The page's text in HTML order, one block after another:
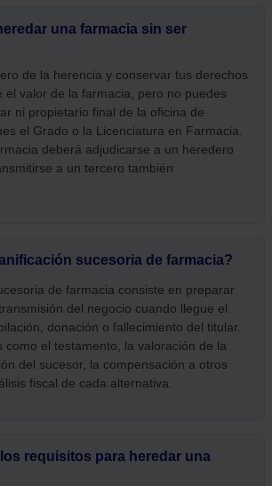
una farmacia sin ser
de la herencia y conservar tus derechos
el valor de la farmacia, pero no puedes
ni propietario final de la oficina de
el Grado o la Licenciatura en Farmacia.
deberá adjudicarse a un heredero
a un tercero también
sucesoria de farmacia?
de farmacia consiste en preparar
del negocio cuando llegue el
donación o fallecimiento del titular.
como el testamento, la valoración de la
del sucesor, la compensación a otros
fiscal de cada alternativa.
requisitos para heredar una